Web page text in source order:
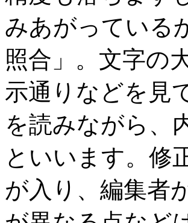
みあがっている
照合」。文字の
示通りなどを見
を読みながら、
といいます。修
が入り、編集者